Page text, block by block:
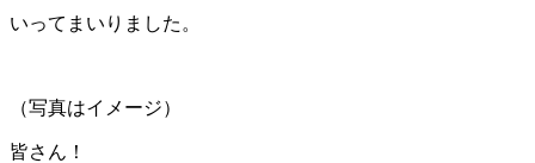
いってまいりました。
（写真はイメージ）
皆さん！